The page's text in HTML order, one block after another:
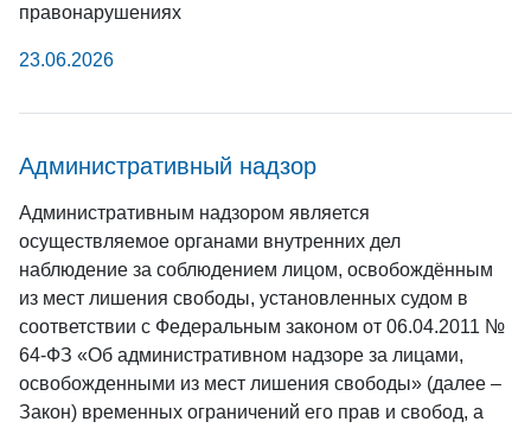
правонарушениях
23.06.2026
Административный надзор
Административным надзором является
осуществляемое органами внутренних дел
наблюдение за соблюдением лицом, освобождённым
из мест лишения свободы, установленных судом в
соответствии с Федеральным законом от 06.04.2011 №
64-ФЗ «Об административном надзоре за лицами,
освобожденными из мест лишения свободы» (далее –
Закон) временных ограничений его прав и свобод, а